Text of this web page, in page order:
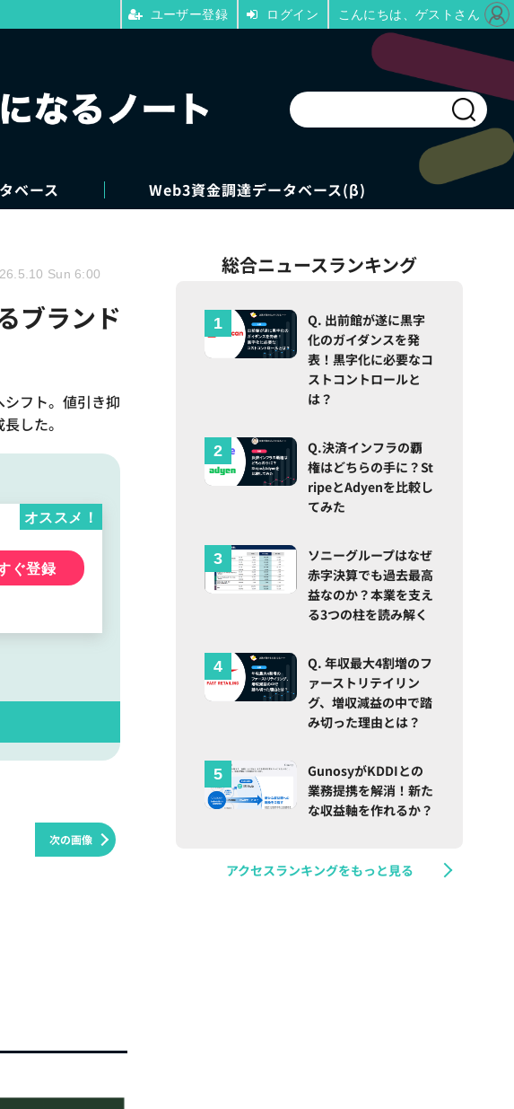
ベース Web3資金調達データベース(β)
ブランド
フト。値引き抑
した。
Sun 6:00
オススメ！
ぐ登録
次の画像
総合ニュースランキング
Q. 出前館が遂に黒字
化のガイダンスを発
表！黒字化に必要なコ
ストコントロールと
は？
Q.決済インフラの覇
権はどちらの手に？St
ripeとAdyenを比較し
てみた
ソニーグループはなぜ
赤字決算でも過去最高
益なのか？本業を支え
る3つの柱を読み解く
Q. 年収最大4割増のフ
ァーストリテイリン
グ、増収減益の中で踏
み切った理由とは？
GunosyがKDDIとの
業務提携を解消！新た
な収益軸を作れるか？
アクセスランキングをもっと見る
ユーザー登録 ログイン こんにちは、ゲストさん